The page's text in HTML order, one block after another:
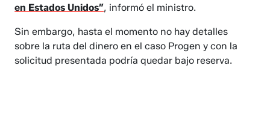
en Estados Unidos”, informó el ministro.
Sin embargo, hasta el momento no hay detalles
sobre la ruta del dinero en el caso Progen y con la
solicitud presentada podría quedar bajo reserva.